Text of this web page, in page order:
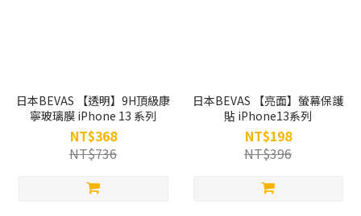
日本BEVAS 【透明】9H頂級康
寧玻璃膜 iPhone 13 系列
NT$368
NT$736
日本BEVAS 【亮面】螢幕保護
貼 iPhone13系列
NT$198
NT$396